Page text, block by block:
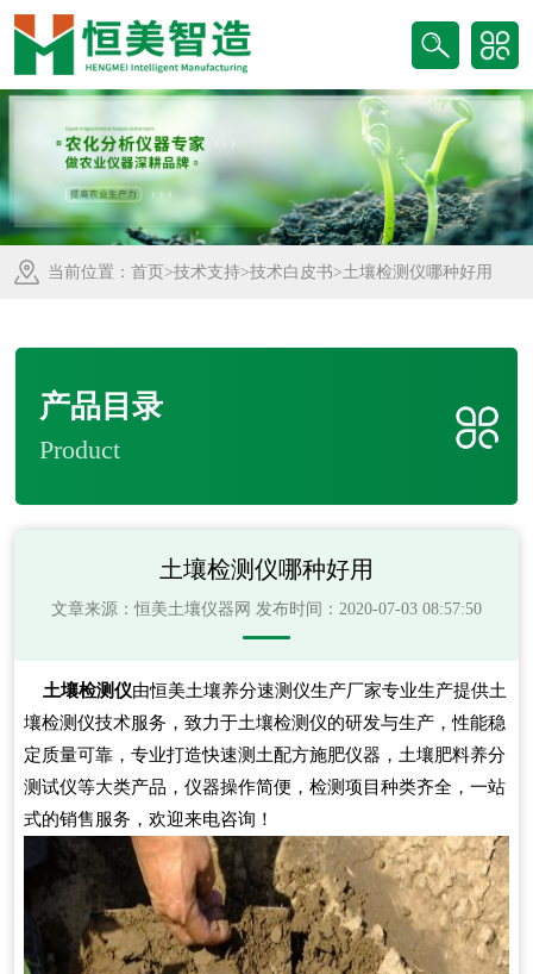
当前位置： 首页 >技术支持>技术白皮书>土壤检测仪哪种好用
产品目录
Product
土壤检测仪哪种好用
文章来源：恒美土壤仪器网 发布时间：2020-07-03 08:57:50
土壤检测仪由恒美土壤养分速测仪生产厂家专业生产提供土
壤检测仪技术服务，致力于土壤检测仪的研发与生产，性能稳
定质量可靠，专业打造快速测土配方施肥仪器，土壤肥料养分
测试仪等大类产品，仪器操作简便，检测项目种类齐全，一站
式的销售服务，欢迎来电咨询！